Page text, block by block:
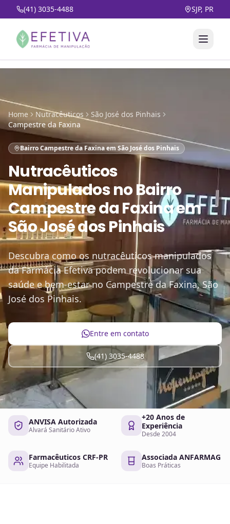
(41) 3035-4488 SJP, PR
Home Nutracêuticos
São José dos Pinhais
Campestre da Faxina
Bairro Campestre da Faxina em São José dos Pinhais
Nutracêuticos
ManipuladosnoBairro
Campestre da Faxina em
São José dos Pinhais
Descubra como os nutracêuticos manipulados
da Farmácia Efetiva podem revolucionar sua
saúde e bem-estar no Campestre da Faxina, São
José dos Pinhais.
Entre em contato
(41) 3035-4488
ANVISA Autorizada
Alvará Sanitário Ativo
+20 Anos de
Experiência
Desde 2004
Farmacêuticos CRF-PR
Equipe Habilitada
Associada ANFARMAG
Boas Práticas